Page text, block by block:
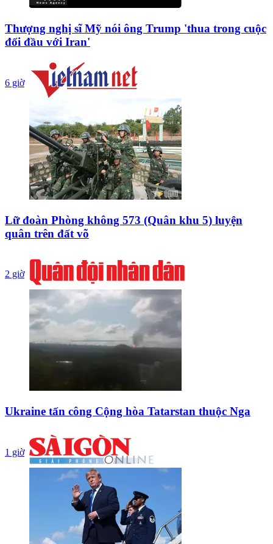
Thượng nghị sĩ Mỹ nói ông Trump 'thua trong cuộc
đối đầu với Iran'
6 giờ
Lữ đoàn Phòng không 573 (Quân khu 5) luyện
quân trên đất võ
2 giờ
Ukraine tấn công Cộng hòa Tatarstan thuộc Nga
1 giờ